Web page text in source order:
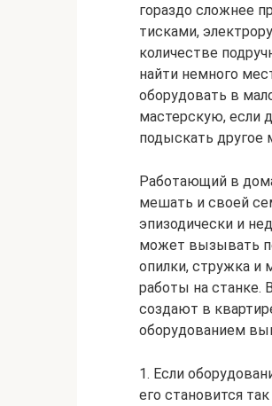
гораздо сложнее
тисками,
количестве
найти немного
оборудовать в
мастерскую, если
подыскать другое
Работающий в
мешать и своей
эпизодически и
может вызывать
опилки, стружка и
работы на станке.
создают в
оборудованием
1. Если
его становится